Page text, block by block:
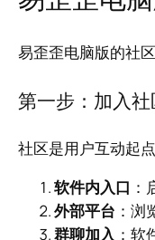
易歪歪电脑版的社
第一步：加入
社区是用户互动起点
软件内入口
外部平台 ：浏
群聊加入 ：软